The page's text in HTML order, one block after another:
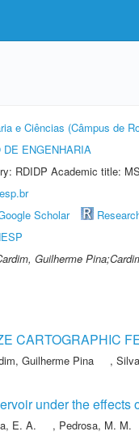
e Ciências (Câmpus de
DE ENGENHARIA
RDIDP Academic title:
Scholar
Guilherme
CARTOGRAPHIC
Guilherme Pina ,
under the
E. A. , Pedrosa, M. M.